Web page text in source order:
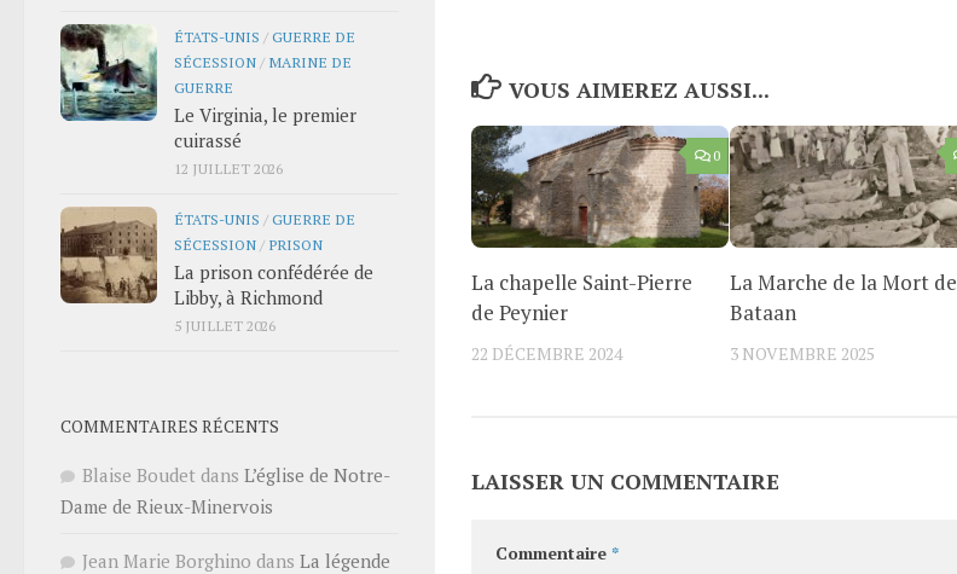
VOUS AIMEREZ AUSSI...
0
La chapelle Saint-Pierre
de Peynier
22 DÉCEMBRE 2024
La Marche de la Mort de
Bataan
3 NOVEMBRE 2025
LAISSER UN COMMENTAIRE
Commentaire *
ÉTATS-UNIS /GUERRE DE
SÉCESSION / MARINE DE
GUERRE
Le Virginia, le premier
cuirassé
12 JUILLET 2026
ÉTATS-UNIS /GUERRE DE
SÉCESSION / PRISON
La prison confédérée de
Libby, à Richmond
5 JUILLET 2026
COMMENTAIRES RÉCENTS
Blaise Boudet dans L’église de Notre-
Dame de Rieux-Minervois
Jean Marie Borghino dans La légende